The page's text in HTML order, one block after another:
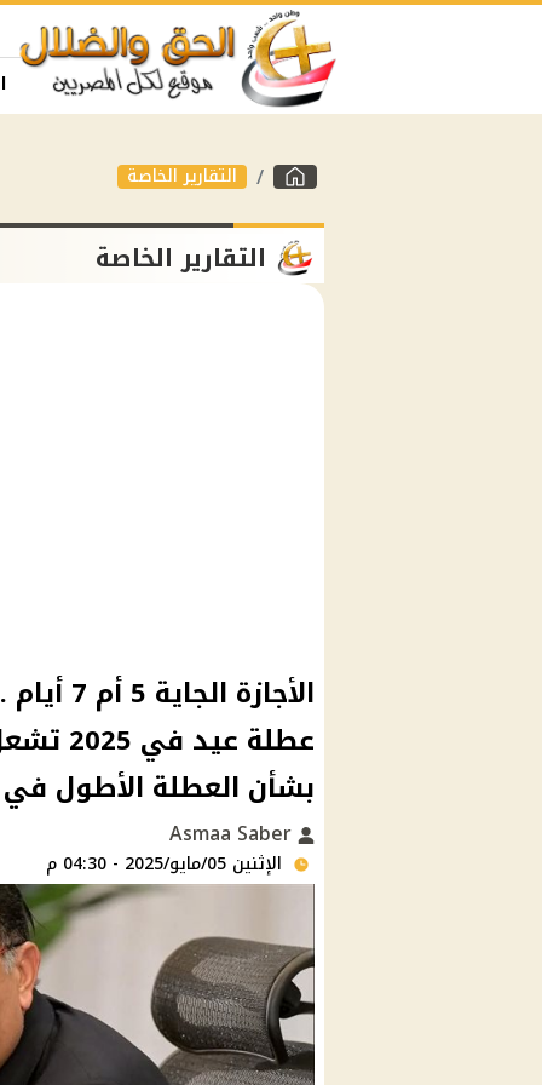
التقارير الخاصة
التقارير الخاصة
عطلة
بشأن العطلة الأطول في
الإثنين 05/مايو/2025 - 04:30 م